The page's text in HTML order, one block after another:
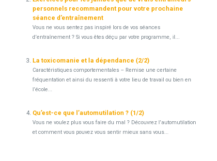
personnels recommandent pour votre prochaine
séance d’entraînement
Vous ne vous sentez pas inspiré lors de vos séances
d’entraînement ? Si vous êtes déçu par votre programme, il...
La toxicomanie et la dépendance (2/2)
Caractéristiques comportementales – Remise une certaine
fréquentation et ainsi du ressenti à votre lieu de travail ou bien en
l’école...
Qu’est-ce que l’automutilation ? (1/2)
Vous ne voulez plus vous faire du mal ? Découvrez l’automutilation
et comment vous pouvez vous sentir mieux sans vous...